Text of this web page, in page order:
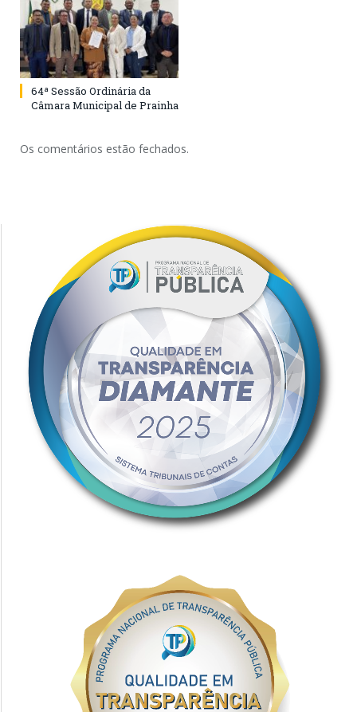
64ª Sessão Ordinária da
Câmara Municipal de Prainha
Os comentários estão fechados.